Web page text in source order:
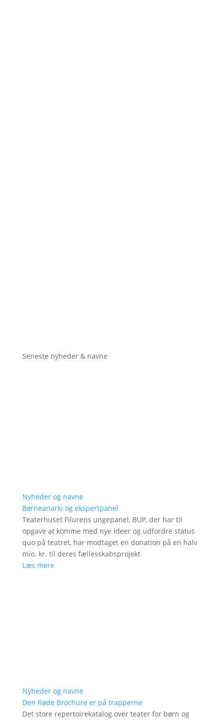
Seneste nyheder & navne
Nyheder og navne
Børneanarki og ekspertpanel
Teaterhuset Filurens ungepanel, BUP, der har til
opgave at komme med nye ideer og udfordre status
quo på teatret, har modtaget en donation på en halv
mio. kr. til deres fællesskabsprojekt
Læs mere
Nyheder og navne
Den Røde Brochure er på trapperne
Det store repertoirekatalog over teater for børn og